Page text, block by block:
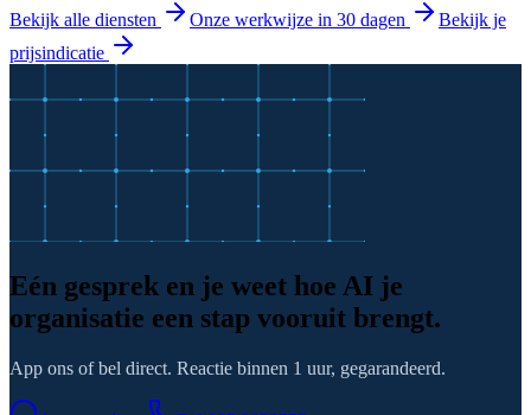
Bekijk alle diensten Onze werkwijze in 30 dagen
Bekijk je
prijsindicatie
Eén gesprek en je weet hoe AI je
organisatie een stap vooruit brengt.
App ons of bel direct. Reactie binnen 1 uur, gegarandeerd.